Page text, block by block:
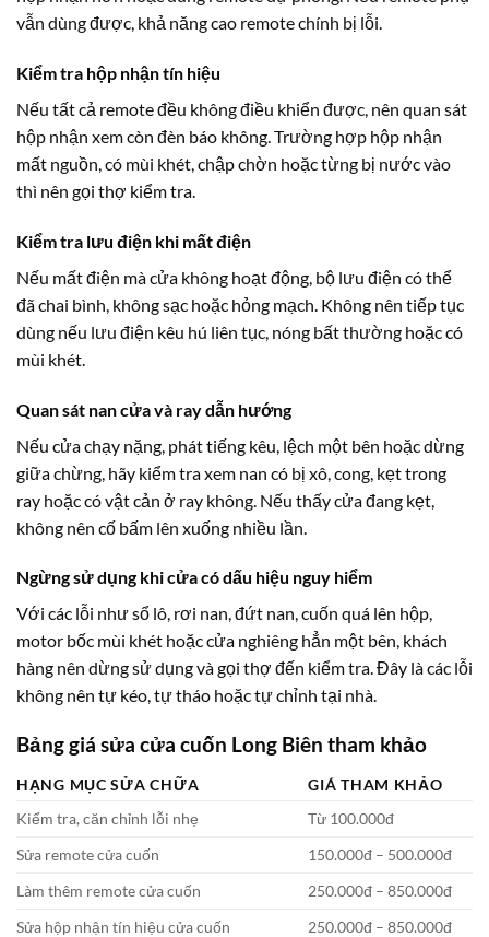
vẫn dùng được, khả năng cao remote chính bị lỗi.
Kiểm tra hộp nhận tín hiệu
Nếu tất cả remote đều không điều khiển được, nên quan sát
hộp nhận xem còn đèn báo không. Trường hợp hộp nhận
mất nguồn, có mùi khét, chập chờn hoặc từng bị nước vào
thì nên gọi thợ kiểm tra.
Kiểm tra lưu điện khi mất điện
Nếu mất điện mà cửa không hoạt động, bộ lưu điện có thể
đã chai bình, không sạc hoặc hỏng mạch. Không nên tiếp tục
dùng nếu lưu điện kêu hú liên tục, nóng bất thường hoặc có
mùi khét.
Quan sát nan cửa và ray dẫn hướng
Nếu cửa chạy nặng, phát tiếng kêu, lệch một bên hoặc dừng
giữa chừng, hãy kiểm tra xem nan có bị xô, cong, kẹt trong
ray hoặc có vật cản ở ray không. Nếu thấy cửa đang kẹt,
không nên cố bấm lên xuống nhiều lần.
Ngừng sử dụng khi cửa có dấu hiệu nguy hiểm
Với các lỗi như sổ lô, rơi nan, đứt nan, cuốn quá lên hộp,
motor bốc mùi khét hoặc cửa nghiêng hẳn một bên, khách
hàng nên dừng sử dụng và gọi thợ đến kiểm tra. Đây là các lỗi
không nên tự kéo, tự tháo hoặc tự chỉnh tại nhà.
Bảng giá sửa cửa cuốn Long Biên tham khảo
HẠNG MỤC SỬA CHỮA
GIÁ THAM KHẢO
Kiểm tra, căn chỉnh lỗi nhẹ
Từ 100.000đ
Sửa remote cửa cuốn
150.000đ – 500.000đ
Làm thêm remote cửa cuốn
250.000đ – 850.000đ
Sửa hộp nhận tín hiệu cửa cuốn
250.000đ – 850.000đ